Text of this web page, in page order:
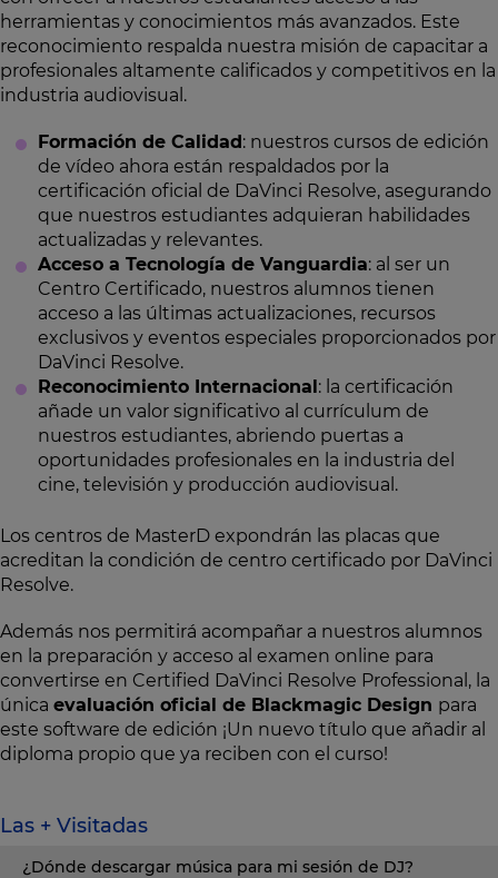
herramientas y conocimientos más avanzados. Este
reconocimiento respalda nuestra misión de capacitar a
profesionales altamente calificados y competitivos en la
industria audiovisual.
Formación de Calidad: nuestros cursos de edición
de vídeo ahora están respaldados por la
certificación oficial de DaVinci Resolve, asegurando
que nuestros estudiantes adquieran habilidades
actualizadas y relevantes.
Acceso a Tecnología de Vanguardia: al ser un
Centro Certificado, nuestros alumnos tienen
acceso a las últimas actualizaciones, recursos
exclusivos y eventos especiales proporcionados por
DaVinci Resolve.
Reconocimiento Internacional: la certificación
añade un valor significativo al currículum de
nuestros estudiantes, abriendo puertas a
oportunidades profesionales en la industria del
cine, televisión y producción audiovisual.
Los centros de MasterD expondrán las placas que
acreditan la condición de centro certificado por DaVinci
Resolve.
Además nos permitirá acompañar a nuestros alumnos
en la preparación y acceso al examen online para
convertirse en Certified DaVinci Resolve Professional, la
única evaluación oficial de Blackmagic Design para
este software de edición ¡Un nuevo título que añadir al
diploma propio que ya reciben con el curso!
Las + Visitadas
¿Dónde descargar música para mi sesión de DJ?